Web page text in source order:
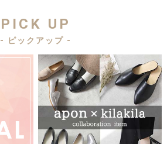
PICK UP
- ピックアップ -